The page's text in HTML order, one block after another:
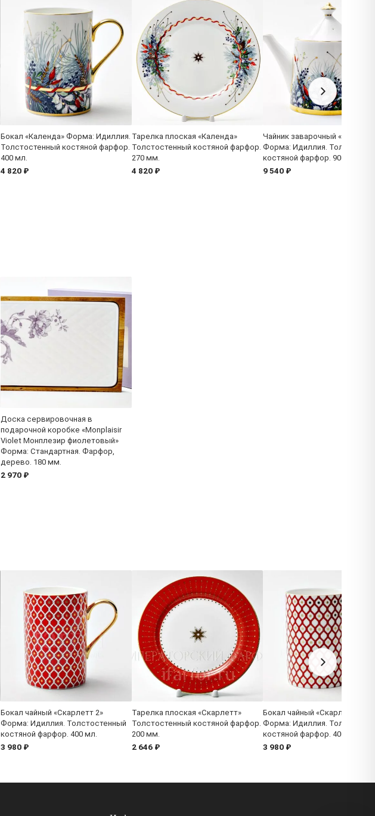
Бокал «Календа» Форма: Идиллия.
Толстостенный костяной фарфор.
400 мл.
4 820 ₽
Тарелка плоская «Календа»
Толстостенный костяной фарфор.
270 мм.
4 820 ₽
Чайник заварочный
Форма: Идиллия.
костяной фарфор. 900 мл.
9 540 ₽
Доска сервировочная в
подарочной коробке «Monplaisir
Violet Монплезир фиолетовый»
Форма: Стандартная. Фарфор,
дерево. 180 мм.
2 970 ₽
Бокал чайный «Скарлетт 2»
Форма: Идиллия. Толстостенный
костяной фарфор. 400 мл.
3 980 ₽
Тарелка плоская «Скарлетт»
Толстостенный костяной фарфор.
200 мм.
2 646 ₽
Бокал чайный «Скарлетт 1»
Форма: Идиллия.
костяной фарфор. 400 мл.
3 980 ₽